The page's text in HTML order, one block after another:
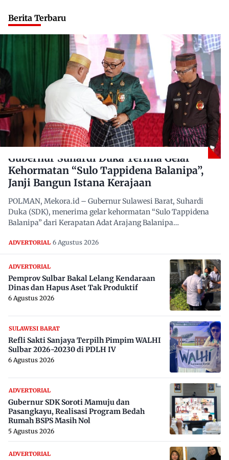
Berita Terbaru
Gubernur Suhardi Duka Terima Gelar
Kehormatan “Sulo Tappidena Balanipa”,
Janji Bangun Istana Kerajaan
POLMAN, Mekora.id – Gubernur Sulawesi Barat, Suhardi
Duka (SDK), menerima gelar kehormatan “Sulo Tappidena
Balanipa” dari Kerapatan Adat Arajang Balanipa…
ADVERTORIAL 6 Agustus 2026
ADVERTORIAL
Pemprov Sulbar Bakal Lelang Kendaraan
Dinas dan Hapus Aset Tak Produktif
6 Agustus 2026
SULAWESI BARAT
Refli Sakti Sanjaya Terpilh Pimpim WALHI
Sulbar 2026-20230 di PDLH IV
6 Agustus 2026
ADVERTORIAL
Gubernur SDK Soroti Mamuju dan
Pasangkayu, Realisasi Program Bedah
Rumah BSPS Masih Nol
5 Agustus 2026
ADVERTORIAL